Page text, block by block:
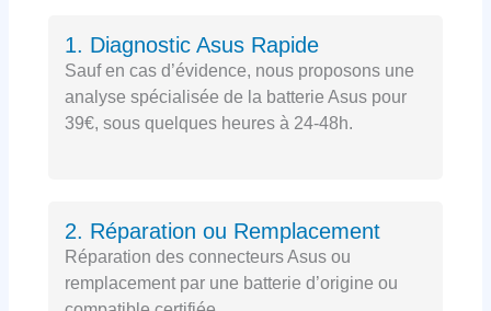
1. Diagnostic Asus Rapide
Sauf en cas d’évidence, nous proposons une
analyse spécialisée de la batterie Asus pour
39€, sous quelques heures à 24-48h.
2. Réparation ou Remplacement
Réparation des connecteurs Asus ou
remplacement par une batterie d’origine ou